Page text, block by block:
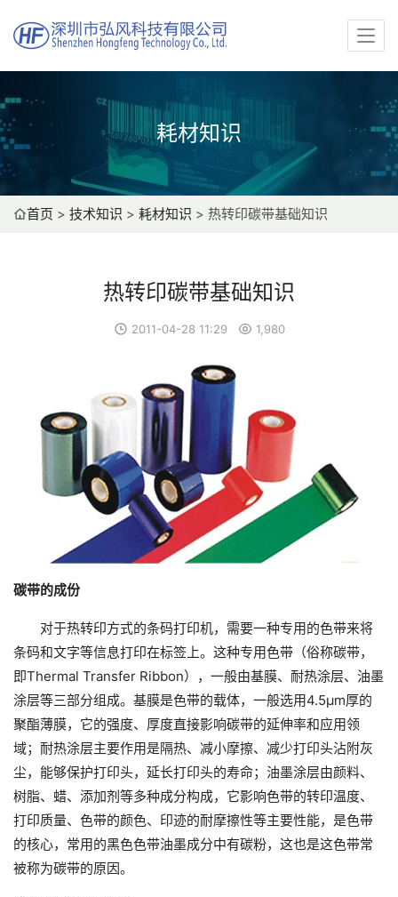
耗材知识
首页 > 技术知识 > 耗材知识 > 热转印碳带基础知识
热转印碳带基础知识
2011-04-28 11:29 1,980
碳带的成份
对于热转印方式的条码打印机，需要一种专用的色带来将
条码和文字等信息打印在标签上。这种专用色带（俗称碳带，
即Thermal Transfer Ribbon），一般由基膜、耐热涂层、油墨
涂层等三部分组成。基膜是色带的载体，一般选用4.5μm厚的
聚酯薄膜，它的强度、厚度直接影响碳带的延伸率和应用领
域；耐热涂层主要作用是隔热、减小摩擦、减少打印头沾附灰
尘，能够保护打印头，延长打印头的寿命；油墨涂层由颜料、
树脂、蜡、添加剂等多种成分构成，它影响色带的转印温度、
打印质量、色带的颜色、印迹的耐摩擦性等主要性能，是色带
的核心，常用的黑色色带油墨成分中有碳粉，这也是这色带常
被称为碳带的原因。